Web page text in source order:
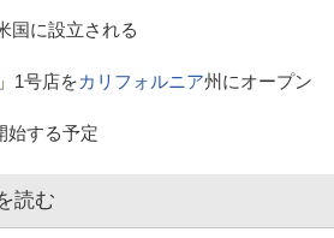
国に設立される
」1号店をカリフォルニア州にオープン
始する予定
読む